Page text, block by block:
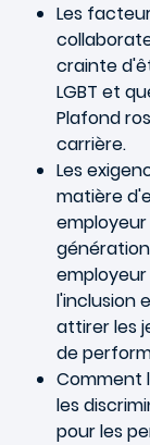
Les
crainte
LGBT et
Plafond
carrière.
Les
matière
employeur
employeur
l'inclusion
attirer les
de
Comment
les
pour les